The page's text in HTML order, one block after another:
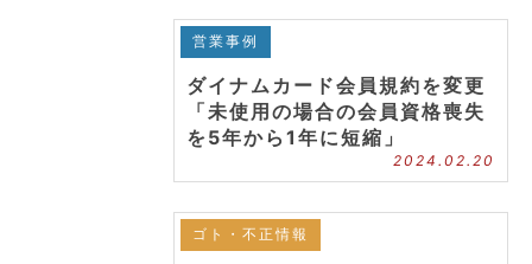
営業事例
ダイナムカード会員規約を変更
「未使用の場合の会員資格喪失
を5年から1年に短縮」
2024.02.20
ゴト・不正情報